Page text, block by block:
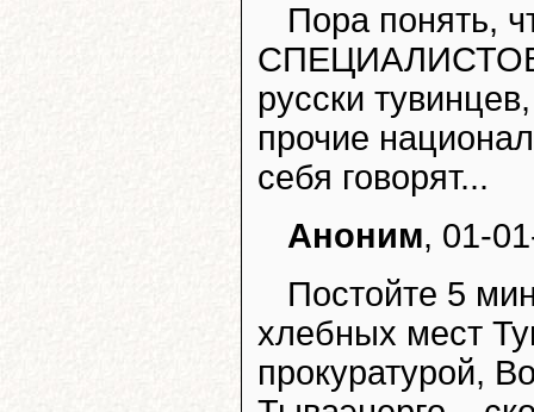
Пора понять,
СПЕЦИАЛИСТОВ,
русски
прочие
себя говорят...
Аноним, 01-
Постойте 5
хлебных мест
прокуратурой,